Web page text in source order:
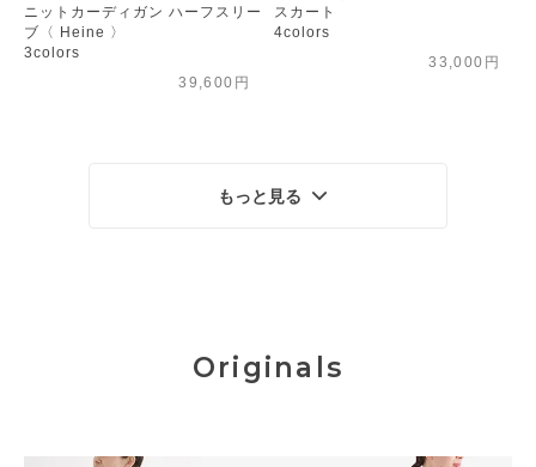
ニットカーディガン ハーフスリー
ブ〈 Heine 〉
3colors
39,600円
スカート
4colors
33,000円
もっと見る
Originals